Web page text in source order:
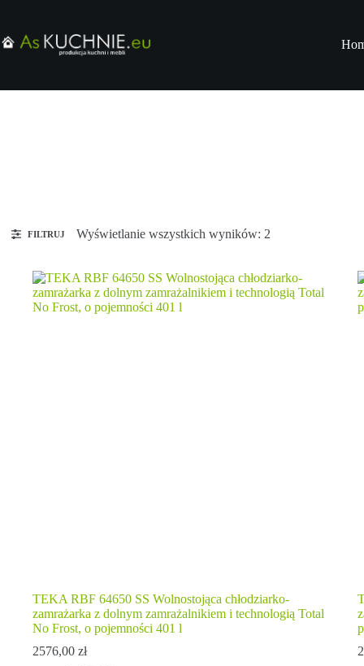
FILTRUJ Wyświetlanie wszystkich wyników: 2
TEKA RBF 64650 SS Wolnostojąca chłodziarko-
zamrażarka z dolnym zamrażalnikiem i technologią Total
No Frost, o pojemności 401 l
2576,00 zł